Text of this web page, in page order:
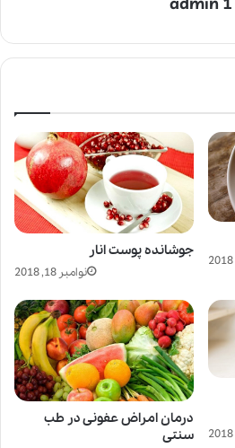
admin 1
جوشانده پوست انار
نوامبر 18, 2018
درمان امراض عفونی در طب
سنتی